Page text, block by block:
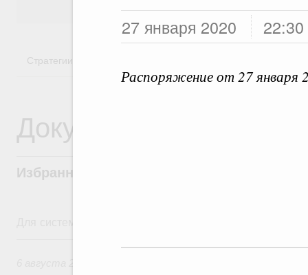
27 января 2020 22:30
Распоряжение от 27 января
Государство
Стратегии
Документы
Избранные документы со справками к